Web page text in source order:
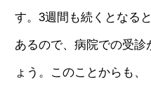
す。3週間も続くとなる
あるので、病院での受
ょう。このことからも、